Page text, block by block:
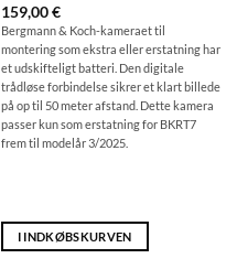
159,00€
Bergmann & Koch-kameraet til
montering som ekstra eller erstatning har
et udskifteligt batteri. Den digitale
trådløse forbindelse sikrer et klart billede
på op til 50 meter afstand. Dette kamera
passer kun som erstatning for BKRT7
frem til modelår 3/2025.
I INDKØBSKURVEN